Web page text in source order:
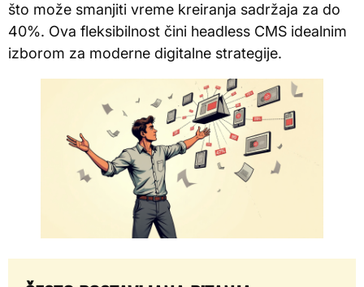
što može smanjiti vreme kreiranja sadržaja za do
40%. Ova fleksibilnost čini headless CMS idealnim
izborom za moderne digitalne strategije.